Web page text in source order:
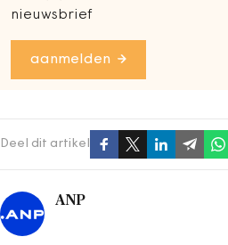
nieuwsbrief
aanmelden
Deel dit artikel
ANP